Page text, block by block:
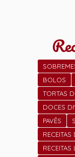
BOLOS
TORTAS
DOCES
PAVÊS
RECEITAS